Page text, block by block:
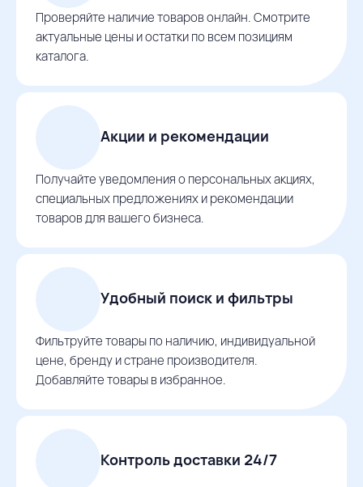
Проверяйте наличие товаров онлайн. Смотрите
актуальные цены и остатки по всем позициям
каталога.
Акции и рекомендации
Получайте уведомления о персональных акциях,
специальных предложениях и рекомендации
товаров для вашего бизнеса.
Удобный поиск и фильтры
Фильтруйте товары по наличию, индивидуальной
цене, бренду и стране производителя.
Добавляйте товары в избранное.
Контроль доставки 24/7